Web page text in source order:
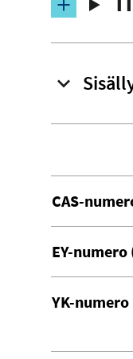
CAS-
EY-numero
YK-numero